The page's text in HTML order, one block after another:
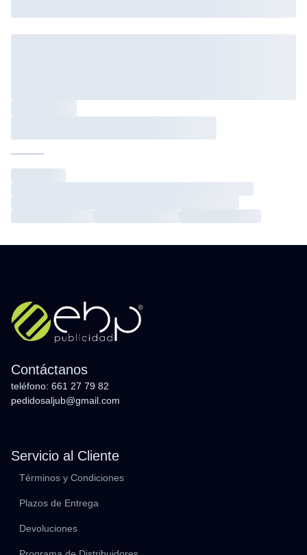
Contáctanos
teléfono: 661 27 79 82
pedidosaljub@gmail.com
Servicio al Cliente
Términos y Condiciones
Plazos de Entrega
Devoluciones